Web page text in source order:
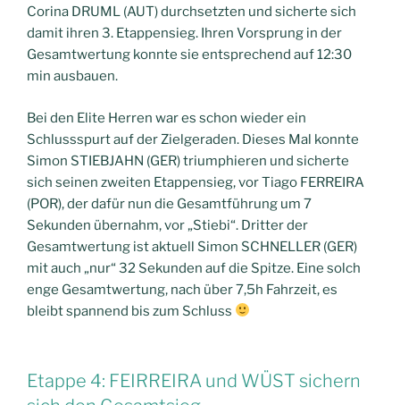
Corina DRUML (AUT) durchsetzten und sicherte sich
damit ihren 3. Etappensieg. Ihren Vorsprung in der
Gesamtwertung konnte sie entsprechend auf 12:30
min ausbauen.
Bei den Elite Herren war es schon wieder ein
Schlussspurt auf der Zielgeraden. Dieses Mal konnte
Simon STIEBJAHN (GER) triumphieren und sicherte
sich seinen zweiten Etappensieg, vor Tiago FERREIRA
(POR), der dafür nun die Gesamtführung um 7
Sekunden übernahm, vor „Stiebi“. Dritter der
Gesamtwertung ist aktuell Simon SCHNELLER (GER)
mit auch „nur“ 32 Sekunden auf die Spitze. Eine solch
enge Gesamtwertung, nach über 7,5h Fahrzeit, es
bleibt spannend bis zum Schluss
Etappe 4: FEIRREIRA und WÜST sichern